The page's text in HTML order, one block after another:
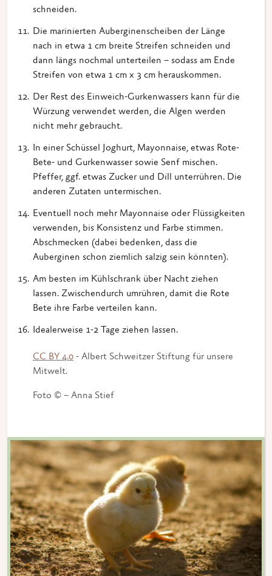
schneiden.
Die marinierten Auberginenscheiben der Länge
nach in etwa 1 cm breite Streifen schneiden und
dann längs nochmal unterteilen – sodass am Ende
Streifen von etwa 1 cm x 3 cm herauskommen.
Der Rest des Einweich-Gurkenwassers kann für die
Würzung verwendet werden, die Algen werden
nicht mehr gebraucht.
In einer Schüssel Joghurt, Mayonnaise, etwas Rote-
Bete- und Gurkenwasser sowie Senf mischen.
Pfeffer, ggf. etwas Zucker und Dill unterrühren. Die
anderen Zutaten untermischen.
Eventuell noch mehr Mayonnaise oder Flüssigkeiten
verwenden, bis Konsistenz und Farbe stimmen.
Abschmecken (dabei bedenken, dass die
Auberginen schon ziemlich salzig sein könnten).
Am besten im Kühlschrank über Nacht ziehen
lassen. Zwischendurch umrühren, damit die Rote
Bete ihre Farbe verteilen kann.
Idealerweise 1-2 Tage ziehen lassen.
CC BY 4.0 - Albert Schweitzer Stiftung für unsere
Mitwelt.
Foto © – Anna Stief